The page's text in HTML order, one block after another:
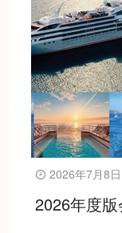
2026年7月8日
2026年度版